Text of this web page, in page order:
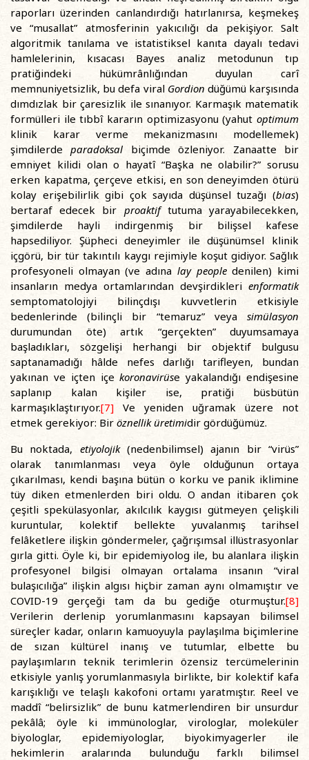
raporları üzerinden canlandırdığı hatırlanırsa, keşmekeş
ve “musallat” atmosferinin yakıcılığı da pekişiyor. Salt
algoritmik tanılama ve istatistiksel kanıta dayalı tedavi
hamlelerinin, kısacası Bayes analiz metodunun tıp
pratiğindeki hükümrânlığından duyulan carî
memnuniyetsizlik, bu defa viral Gordion düğümü karşısında
dımdızlak bir çaresizlik ile sınanıyor. Karmaşık matematik
formülleri ile tıbbî kararın optimizasyonu (yahut optimum
klinik karar verme mekanizmasını modellemek)
şimdilerdeparadoksal biçimde özleniyor. Zanaatte bir
emniyet kilidi olan o hayatî “Başka ne olabilir?” sorusu
erken kapatma, çerçeve etkisi, en son deneyimden ötürü
kolay erişebilirlik gibi çok sayıda düşünsel tuzağı (bias)
bertaraf edecek bir proaktiftutuma yarayabilecekken,
şimdilerde hayli indirgenmiş bir bilişsel kafese
hapsediliyor. Şüpheci deneyimler ile düşünümsel klinik
içgörü, bir tür takıntılı kaygı rejimiyle koşut gidiyor. Sağlık
profesyoneli olmayan (ve adına lay peopledenilen) kimi
insanların medya ortamlarından devşirdikleri enformatik
semptomatolojiyi bilinçdışı kuvvetlerin etkisiyle
bedenlerinde (bilinçli bir “temaruz” veya simülasyon
durumundan öte) artık “gerçekten” duyumsamaya
başladıkları, sözgelişi herhangi bir objektif bulgusu
saptanamadığı hâlde nefes darlığı tarifleyen, bundan
yakınan ve içten içekoronavirüse yakalandığı endişesine
saplanıp kalan kişiler ise, pratiği büsbütün
karmaşıklaştırıyor.[7] Ve yeniden uğramak üzere not
etmek gerekiyor: Bir öznellik üretimidir gördüğümüz.
Bu noktada, etiyolojik(nedenbilimsel) ajanın bir “virüs”
olarak tanımlanması veya öyle olduğunun ortaya
çıkarılması, kendi başına bütün o korku ve panik iklimine
tüy diken etmenlerden biri oldu. O andan itibaren çok
çeşitli spekülasyonlar, akılcılık kaygısı gütmeyen çelişkili
kuruntular, kolektif bellekte yuvalanmış tarihsel
felâketlere ilişkin göndermeler, çağrışımsal illüstrasyonlar
gırla gitti. Öyle ki, bir epidemiyolog ile, bu alanlara ilişkin
profesyonel bilgisi olmayan ortalama insanın “viral
bulaşıcılığa” ilişkin algısı hiçbir zaman aynı olmamıştır ve
COVID-19 gerçeği tam da bu gediğe oturmuştur.[8]
Verilerin derlenip yorumlanmasını kapsayan bilimsel
süreçler kadar, onların kamuoyuyla paylaşılma biçimlerine
de sızan kültürel inanış ve tutumlar, elbette bu
paylaşımların teknik terimlerin özensiz tercümelerinin
etkisiyle yanlış yorumlanmasıyla birlikte, bir kolektif kafa
karışıklığı ve telaşlı kakofoni ortamı yaratmıştır. Reel ve
maddî “belirsizlik” de bunu katmerlendiren bir unsurdur
pekâlâ; öyle ki immünologlar, virologlar, moleküler
biyologlar, epidemiyologlar, biyokimyagerler ile
hekimlerin aralarında bulunduğu farklı bilimsel